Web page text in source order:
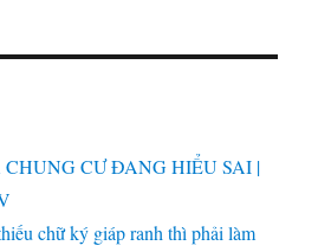
CHUNG CƯ ĐANG HIỂU SAI |
chữ ký giáp ranh thì phải làm